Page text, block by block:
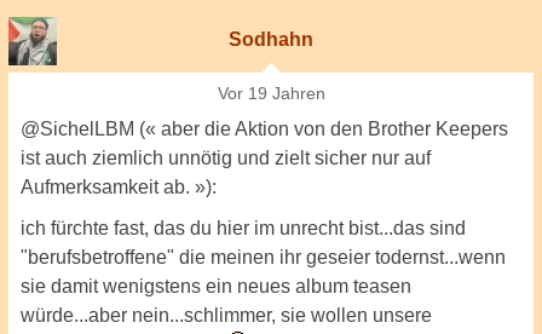
Sodhahn
Vor 19 Jahren
@SichelLBM (« aber die Aktion von den Brother Keepers
ist auch ziemlich unnötig und zielt sicher nur auf
Aufmerksamkeit ab. »):
ich fürchte fast, das du hier im unrecht bist...das sind
"berufsbetroffene" die meinen ihr geseier todernst...wenn
sie damit wenigstens ein neues album teasen
würde...aber nein...schlimmer, sie wollen unsere